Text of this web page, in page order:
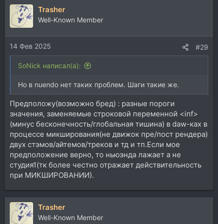
Trasher
Well-Known Member
14 Фев 2025 #29
SoNick написал(а):
Но в nuendo нет таких проблем. Шаги такие же.
Предположу(возможно бред) : разные пороги
значения, заменяемые строковой переменной <inf>
(минус бесконечность/глобальная тишина) в daw-ках в
процессе микширования(не движок пре/пост рендера)
двух стэмов/айтемов/треков и тд и тп.Если мое
предположение верно, то ньюэнда лажает а не
студия1(тк более честно отражает действительность
при МИКШИРОВАНИИ).
Trasher
Well-Known Member